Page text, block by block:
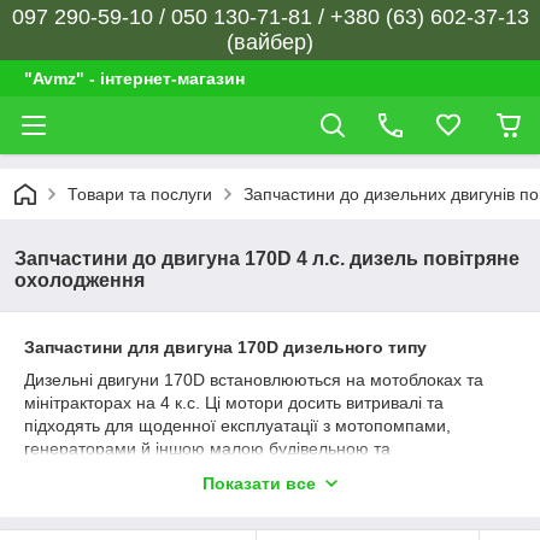
097 290-59-10 / 050 130-71-81 / +380 (63) 602-37-13
(вайбер)
"Avmz" - інтернет-магазин
Товари та послуги Запчастини до дизельних двигунів
Запчастини до двигуна 170D 4 л.с. дизель повітряне
охолодження
Запчастини для двигуна 170D дизельного типу
Дизельні двигуни 170D встановлюються на мотоблоках та
мінітракторах на 4 к.с. Ці мотори досить витривалі та
підходять для щоденної експлуатації з мотопомпами,
генераторами й іншою малою будівельною та
фермерських господарств, проте потребують періодичного
Показати все